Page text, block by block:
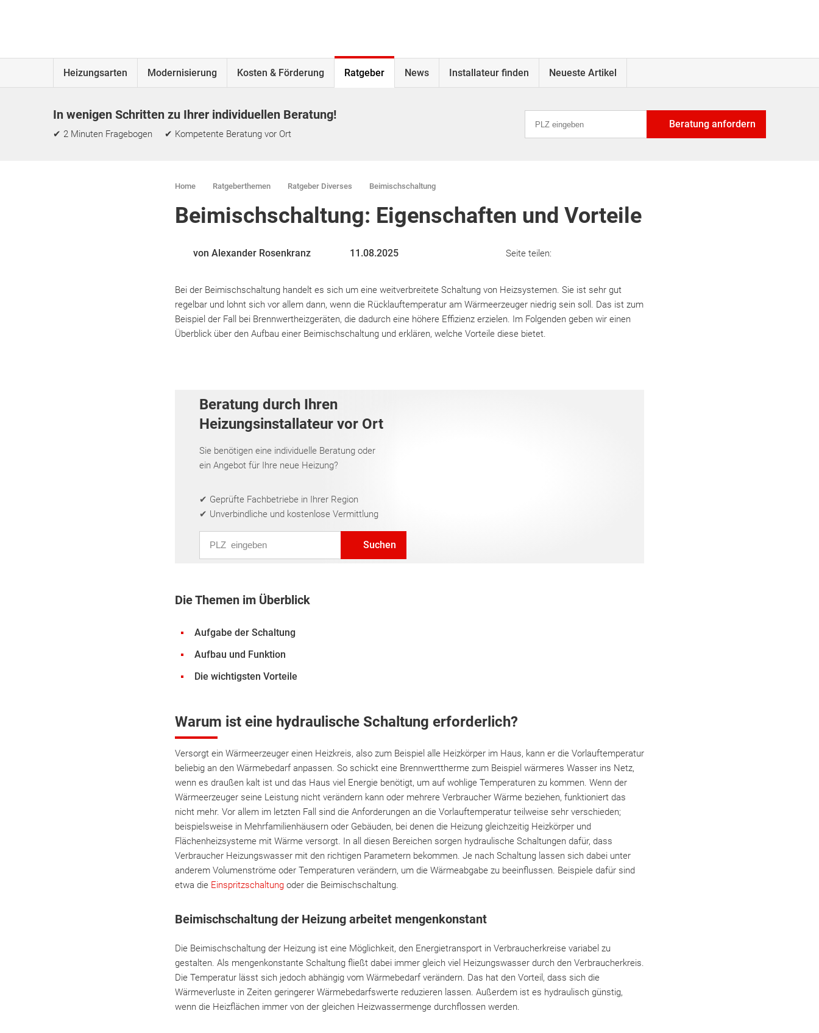
Heizungsarten Modernisierung Kosten & Förderung Ratgeber News Installateur finden Neueste Artikel
In wenigen Schritten zu Ihrer individuellen Beratung!
✔ 2 Minuten Fragebogen ✔ Kompetente Beratung vor Ort
Beratung anfordern
Home Ratgeberthemen Ratgeber Diverses Beimischschaltung
Beimischschaltung: Eigenschaften und Vorteile
von Alexander Rosenkranz 11.08.2025 Seite teilen:
Bei der Beimischschaltung handelt es sich um eine weitverbreitete Schaltung von Heizsystemen. Sie ist sehr gut
regelbar und lohnt sich vor allem dann, wenn die Rücklauftemperatur am Wärmeerzeuger niedrig sein soll. Das ist zum
Beispiel der Fall bei Brennwertheizgeräten, die dadurch eine höhere Effizienz erzielen. Im Folgenden geben wir einen
Überblick über den Aufbau einer Beimischschaltung und erklären, welche Vorteile diese bietet.
Beratung durch Ihren
Heizungsinstallateur vor Ort
Sie benötigen eine individuelle Beratung oder
ein Angebot für Ihre neue Heizung?
✔ Geprüfte Fachbetriebe in Ihrer Region
✔ Unverbindliche und kostenlose Vermittlung
Suchen
Die Themen im Überblick
Aufgabe der Schaltung
Aufbau und Funktion
Die wichtigsten Vorteile
Warum ist eine hydraulische Schaltung erforderlich?
Versorgt ein Wärmeerzeuger einen Heizkreis, also zum Beispiel alle Heizkörper im Haus, kann er die Vorlauftemperatur
beliebig an den Wärmebedarf anpassen. So schickt eine Brennwerttherme zum Beispiel wärmeres Wasser ins Netz,
wenn es draußen kalt ist und das Haus viel Energie benötigt, um auf wohlige Temperaturen zu kommen. Wenn der
Wärmeerzeuger seine Leistung nicht verändern kann oder mehrere Verbraucher Wärme beziehen, funktioniert das
nicht mehr. Vor allem im letzten Fall sind die Anforderungen an die Vorlauftemperatur teilweise sehr verschieden;
beispielsweise in Mehrfamilienhäusern oder Gebäuden, bei denen die Heizung gleichzeitig Heizkörper und
Flächenheizsysteme mit Wärme versorgt. In all diesen Bereichen sorgen hydraulische Schaltungen dafür, dass
Verbraucher Heizungswasser mit den richtigen Parametern bekommen. Je nach Schaltung lassen sich dabei unter
anderem Volumenströme oder Temperaturen verändern, um die Wärmeabgabe zu beeinflussen. Beispiele dafür sind
etwa die Einspritzschaltung oder die Beimischschaltung.
Beimischschaltung der Heizung arbeitet mengenkonstant
Die Beimischschaltung der Heizung ist eine Möglichkeit, den Energietransport in Verbraucherkreise variabel zu
gestalten. Als mengenkonstante Schaltung fließt dabei immer gleich viel Heizungswasser durch den Verbraucherkreis.
Die Temperatur lässt sich jedoch abhängig vom Wärmebedarf verändern. Das hat den Vorteil, dass sich die
Wärmeverluste in Zeiten geringerer Wärmebedarfswerte reduzieren lassen. Außerdem ist es hydraulisch günstig,
wenn die Heizflächen immer von der gleichen Heizwassermenge durchflossen werden.